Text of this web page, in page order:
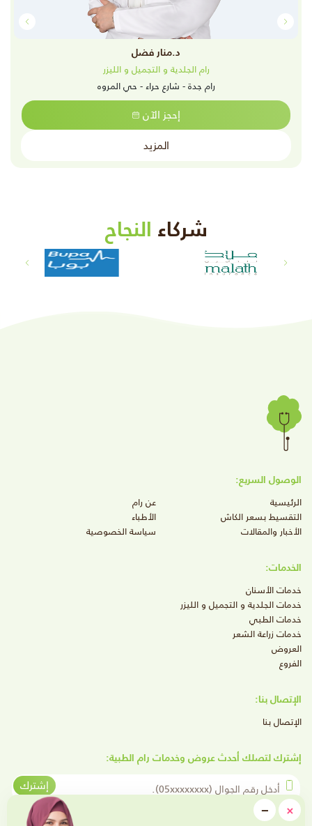
×
close−
Minimize
د.منار فضل
رام الجلدية و التجميل و الليزر
رام جدة - شارع حراء - حي المروه
إحجز الآن
المزيد
شركاء النجاح
الوصول السريع:
الرئيسية
عن رام
التقسيط بسعر الكاش
الأطباء
الأخبار والمقالات
سياسة الخصوصية
الخدمات:
خدمات الأسنان
خدمات الجلدية و التجميل و الليزر
خدمات الطبي
خدمات زراعة الشعر
العروض
الفروع
الإتصال بنا:
الإتصال بنا
إشترك لتصلك أحدث عروض وخدمات رام الطبية:
أدخل رقم الجوال
إشترك